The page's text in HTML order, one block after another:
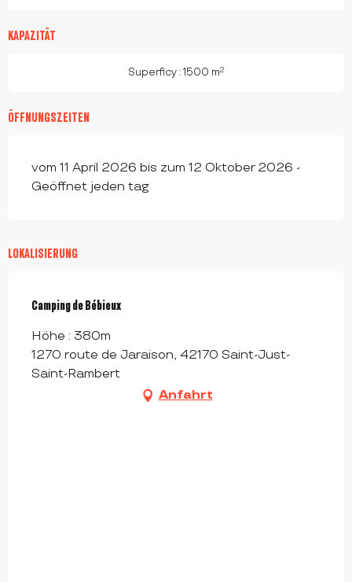
KAPAZITÄT
Superficy : 1500 m2
ÖFFNUNGSZEITEN
vom 11 April 2026 bis zum 12 Oktober 2026 -
Geöffnet jeden tag
LOKALISIERUNG
Camping de Bébieux
Höhe : 380m
1270 route de Jaraison, 42170 Saint-Just-
Saint-Rambert
Anfahrt